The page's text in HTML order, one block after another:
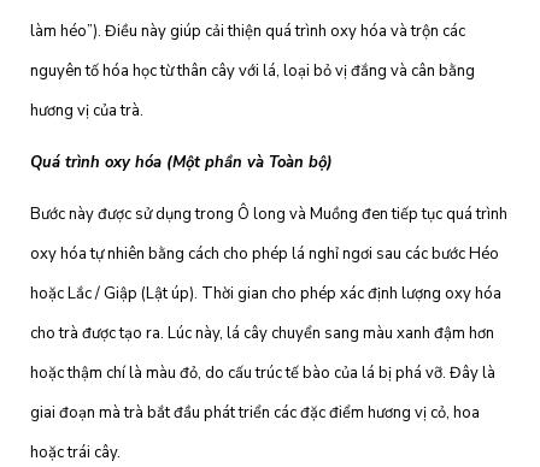
làm héo”). Điều này giúp cải thiện quá trình oxy hóa và trộn các
nguyên tố hóa học từ thân cây với lá, loại bỏ vị đắng và cân bằng
hương vị của trà.
Quá trình oxy hóa (Một phần và Toàn bộ)
Bước này được sử dụng trong Ô long và Muồng đen tiếp tục quá trình
oxy hóa tự nhiên bằng cách cho phép lá nghỉ ngơi sau các bước Héo
hoặc Lắc / Giập (Lật úp). Thời gian cho phép xác định lượng oxy hóa
cho trà được tạo ra. Lúc này, lá cây chuyển sang màu xanh đậm hơn
hoặc thậm chí là màu đỏ, do cấu trúc tế bào của lá bị phá vỡ. Đây là
giai đoạn mà trà bắt đầu phát triển các đặc điểm hương vị cỏ, hoa
hoặc trái cây.